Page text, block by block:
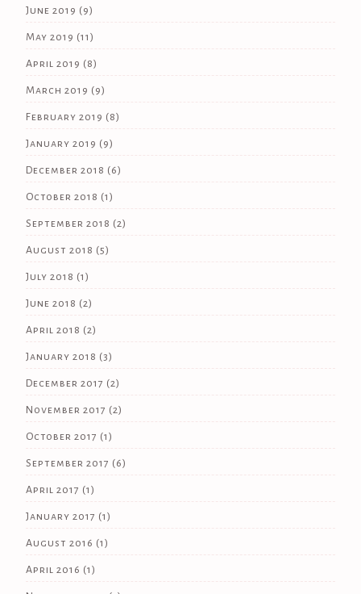
June 2019 (9)
May 2019 (11)
April 2019 (8)
March 2019 (9)
February 2019 (8)
January 2019 (9)
December 2018 (6)
October 2018 (1)
September 2018 (2)
August 2018 (5)
July 2018 (1)
June 2018 (2)
April 2018 (2)
January 2018 (3)
December 2017 (2)
November 2017 (2)
October 2017 (1)
September 2017 (6)
April 2017 (1)
January 2017 (1)
August 2016 (1)
April 2016 (1)